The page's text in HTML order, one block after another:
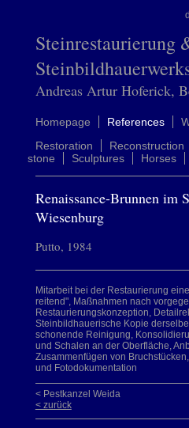
Steinrestaurierung
Andreas Artur Hoferick,
Homepage References
Restoration
Reconstruction
stone
Sculptures Horses
Renaissance-Brunnen im
Wiesenburg
Putto, 1984
Mitarbeit bei der Restaurierung
reitend", Maßnahmen nach
Restaurierungskonzeption,
Steinbildhauerische Kopie
schonende Reinigung,
und Schalen an der Oberfläche,
Zusammenfügen von
und Fotodokumentation
< Pestkanzel Weida
< zurück